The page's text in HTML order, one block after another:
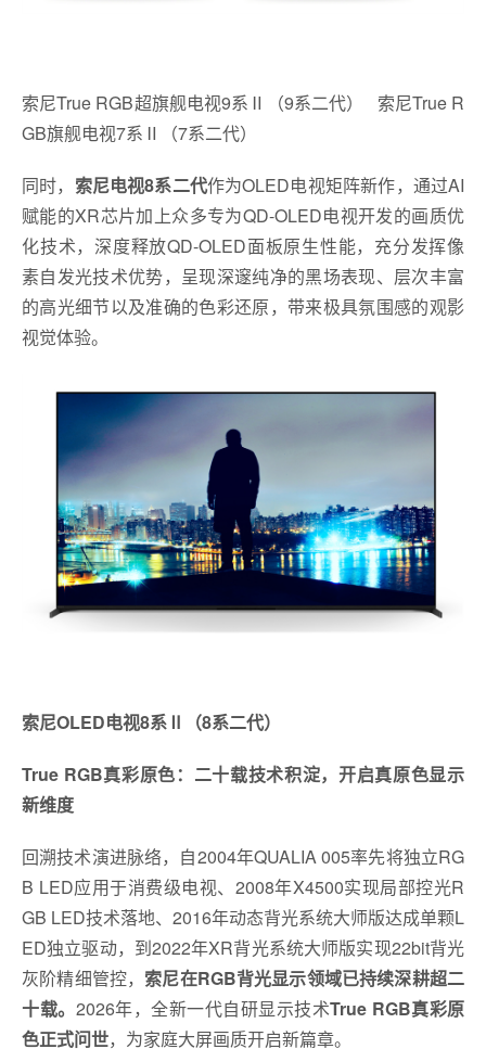
索尼True RGB超旗舰电视9系Ⅱ（9系二代） 索尼True R
GB旗舰电视7系Ⅱ（7系二代）
同时， 索尼电视8系二代作为OLED电视矩阵新作，通过AI
赋能的XR芯片加上众多专为QD-OLED电视开发的画质优
化技术，深度释放QD-OLED面板原生性能，充分发挥像
素自发光技术优势，呈现深邃纯净的黑场表现、层次丰富
的高光细节以及准确的色彩还原，带来极具氛围感的观影
视觉体验。
索尼OLED电视8系Ⅱ（8系二代）
True RGB真彩原色：二十载技术积淀，开启真原色显示
新维度
回溯技术演进脉络，自2004年QUALIA 005率先将独立RG
B LED应用于消费级电视、2008年X4500实现局部控光R
GB LED技术落地、2016年动态背光系统大师版达成单颗L
ED独立驱动，到2022年XR背光系统大师版实现22bit背光
灰阶精细管控， 索尼在RGB背光显示领域已持续深耕超二
十载。 2026年，全新一代自研显示技术True RGB真彩原
色正式问世，为家庭大屏画质开启新篇章。